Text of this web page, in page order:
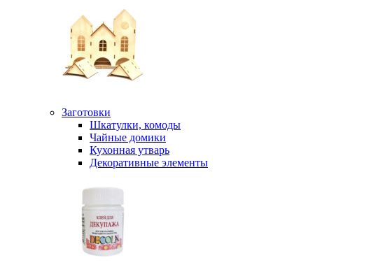
Заготовки
Шкатулки, комоды
Чайные домики
Кухонная утварь
Декоративные элементы